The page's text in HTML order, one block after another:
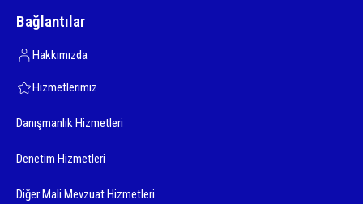
Bağlantılar
Hakkımızda
Hizmetlerimiz
Danışmanlık Hizmetleri
Denetim Hizmetleri
Diğer Mali Mevzuat Hizmetleri